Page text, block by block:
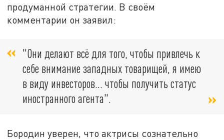
продуманной стратегии. В своём
комментарии он заявил:
"Они делают всё для того, чтобы привлечь к
себе внимание западных товарищей, я имею
в виду инвесторов... чтобы получить статус
иностранного агента".
Бородин уверен, что актрисы сознательно